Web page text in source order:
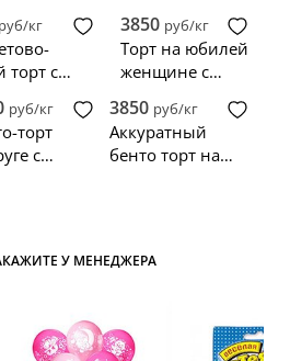
руб/кг
торт с
3850 руб/кг
Торт на юбилей
женщине с
цветами
руб/кг
торт
с
3850 руб/кг
Аккуратный
бенто торт на
У МЕНЕДЖЕРА